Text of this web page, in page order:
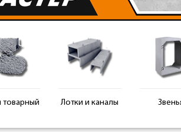
товарный Лотки и каналы